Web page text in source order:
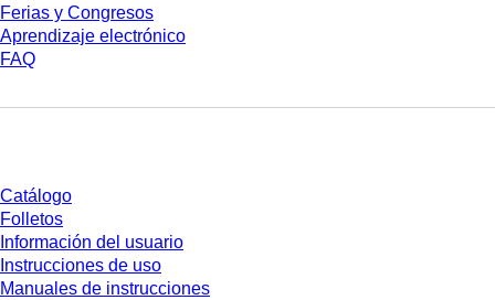
Ferias y Congresos
Aprendizaje electrónico
FAQ
Catálogo
Folletos
Información del usuario
Instrucciones de uso
Manuales de instrucciones